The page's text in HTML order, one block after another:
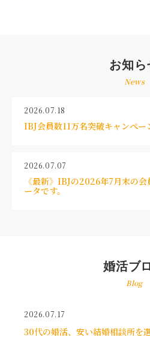
お知ら
News
2026.07.18
IBJ会員数11万名突破キャンペー
2026.07.07
《最新》IBJの2026年7月末の
ータです。
婚活ブ
Blog
2026.07.17
30代の婚活、安い結婚相談所を